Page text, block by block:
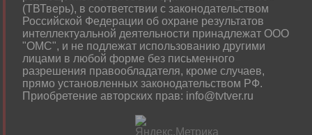
(ТВТверь), в соответствии с законодательством
Российской Федерации об охране результатов
интеллектуальной деятельности принадлежат ООО
"ОМС", и не подлежат использованию другими
лицами в любой форме без письменного
разрешения правообладателя, кроме случаев,
прямо установленных законодательством РФ.
Приобретение авторских прав: info@tvtver.ru